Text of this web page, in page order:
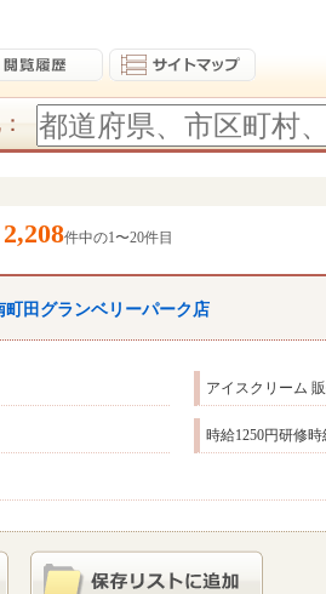
2,208件中の1〜20件目
田グランベリーパーク店
アイスクリーム
時給1250円研修